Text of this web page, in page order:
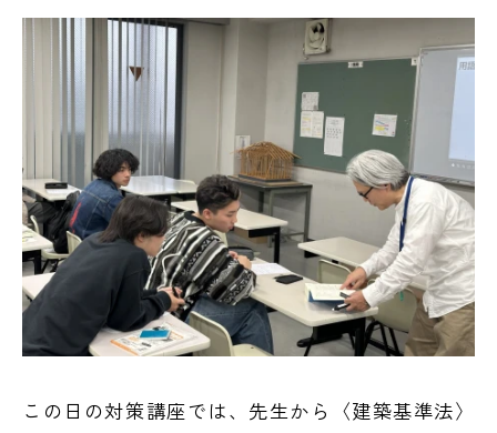
この日の対策講座では、先生から〈建築基準法〉